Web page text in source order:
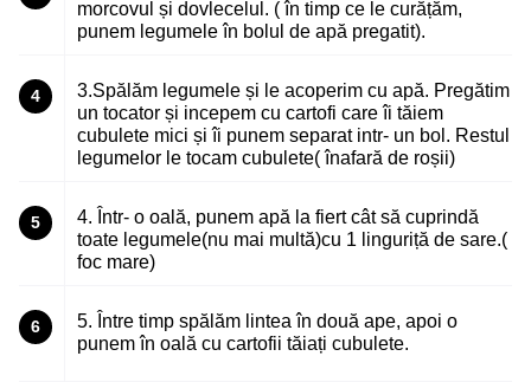
morcovul și dovlecelul. ( în timp ce le curățăm,
punem legumele în bolul de apă pregatit).
4
3.Spălăm legumele și le acoperim cu apă. Pregătim
un tocator și incepem cu cartofi care îi tăiem
cubulete mici și îi punem separat intr- un bol. Restul
legumelor le tocam cubulete( înafară de roșii)
5
4. Într- o oală, punem apă la fiert cât să cuprindă
toate legumele(nu mai multă)cu 1 linguriță de sare.(
foc mare)
6
5. Între timp spălăm lintea în două ape, apoi o
punem în oală cu cartofii tăiați cubulete.